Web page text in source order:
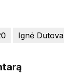
Ignė Dutova